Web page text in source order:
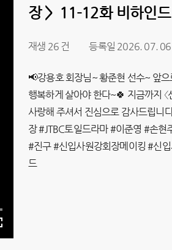
장＞ 11-12화 비하인드
재생 26 건 등록일 2026. 07. 06
📢강용호 회장님~ 황준현 선수~ 앞으
행복하게 살아야 한다~🍀 지금까지 〈
사랑해 주셔서 진심으로 감사드립니
장 #JTBC토일드라마 #이준영 #손현
#진구 #신입사원강회장메이킹 #신
드